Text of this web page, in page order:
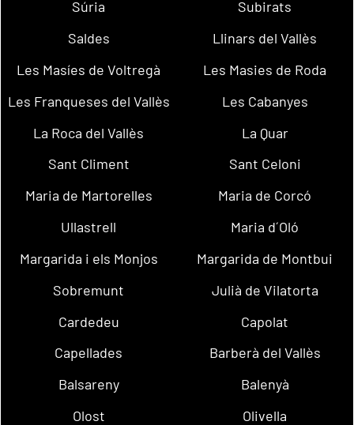
Súria
Subirats
Saldes
Llinars del Vallès
Les Masíes de Voltregà
Les Masies de Roda
Les Franqueses del Vallès
Les Cabanyes
La Roca del Vallès
La Quar
Sant Climent
Sant Celoni
Maria de Martorelles
Maria de Corcó
Ullastrell
Maria d´Oló
Margarida i els Monjos
Margarida de Montbui
Sobremunt
Julià de Vilatorta
Cardedeu
Capolat
Capellades
Barberà del Vallès
Balsareny
Balenyà
Olost
Olivella